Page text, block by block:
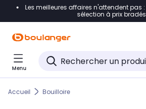
Accéder directement à la
Accéder directement au pied de
Accéder directement au chatbot
Les meilleures affaires n'attendent pas
sélection à prix
Menu
Accueil Bouilloire